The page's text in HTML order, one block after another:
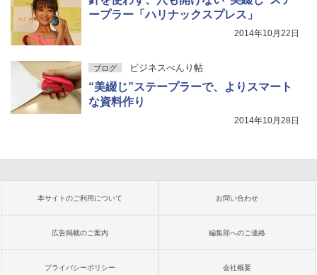
ープラー「ハリナックスプレス」
2014年10月22日
ブログ ビジネスべんり帖
“美綴じ”ステープラーで、よりスマート
な資料作り
2014年10月28日
本サイトのご利用について お問い合わせ
広告掲載のご案内 編集部へのご連絡
プライバシーポリシー 会社概要